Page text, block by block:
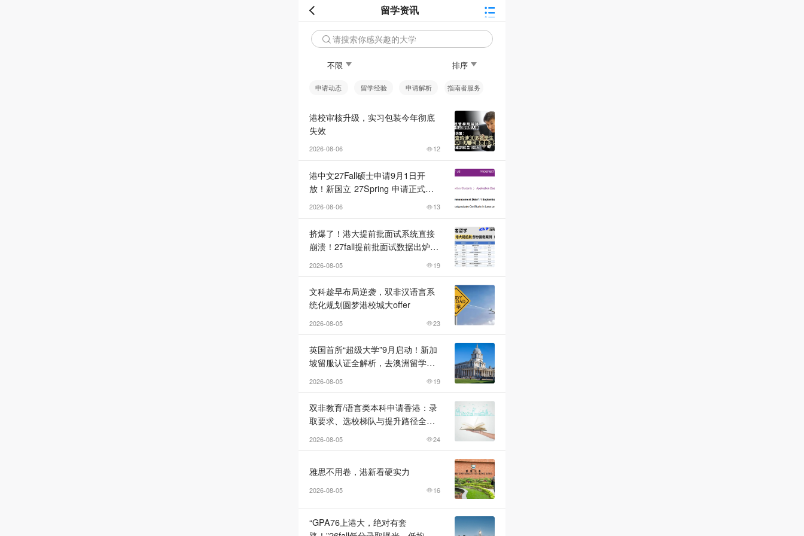
留学资讯
请搜索你感兴趣的大学
不限 排序
申请动态 留学经验 申请解析 指南者服务
港校审核升级，实习包装今年彻底
失效
2026-08-06 12
港中文27Fall硕士申请9月1日开
放！新国立 27Spring 申请正式开
2026-08-06 13
挤爆了！港大提前批面试系统直接
崩溃！27fall提前批面试数据出炉，
2026-08-05 19
文科趁早布局逆袭，双非汉语言系
统化规划圆梦港校城大offer
2026-08-05 23
英国首所“超级大学”9月启动！新加
坡留服认证全解析，去澳洲留学不
2026-08-05 19
双非教育/语言类本科申请香港：录
取要求、选校梯队与提升路径全解
2026-08-05 24
雅思不用卷，港新看硬实力
2026-08-05 16
“GPA76上港大，绝对有套